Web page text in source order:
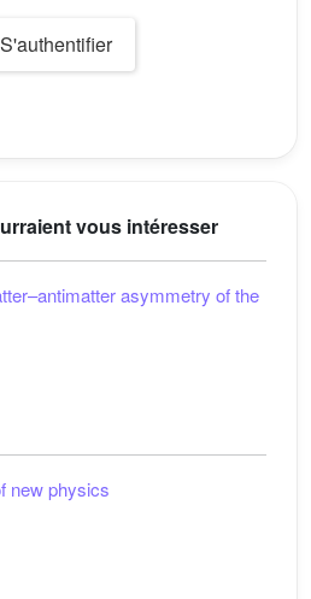
S'authentifier
vous intéresser
asymmetry of the
new physics